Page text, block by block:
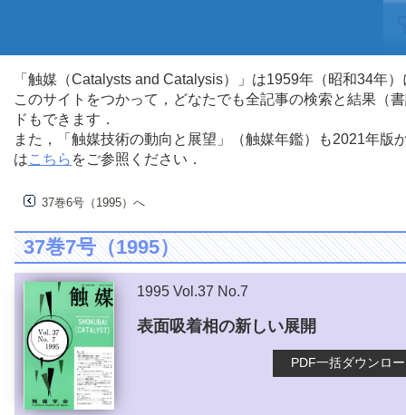
「触媒（Catalysts and Catalysis）」は1959年（昭和34年
このサイトをつかって，どなたでも全記事の検索と結果（
ドもできます．
また，「触媒技術の動向と展望」（触媒年鑑）も2021年
はこちら をご参照ください．
37巻6号（1995）へ
37巻7号（1995）
1995 Vol.37 No.7
表面吸着相の新しい展開
PDF一括ダウンロ